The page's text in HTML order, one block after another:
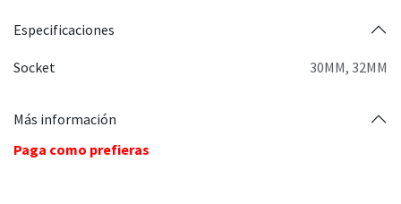
Especificaciones
Socket 30MM, 32MM
Más información
Paga como prefieras